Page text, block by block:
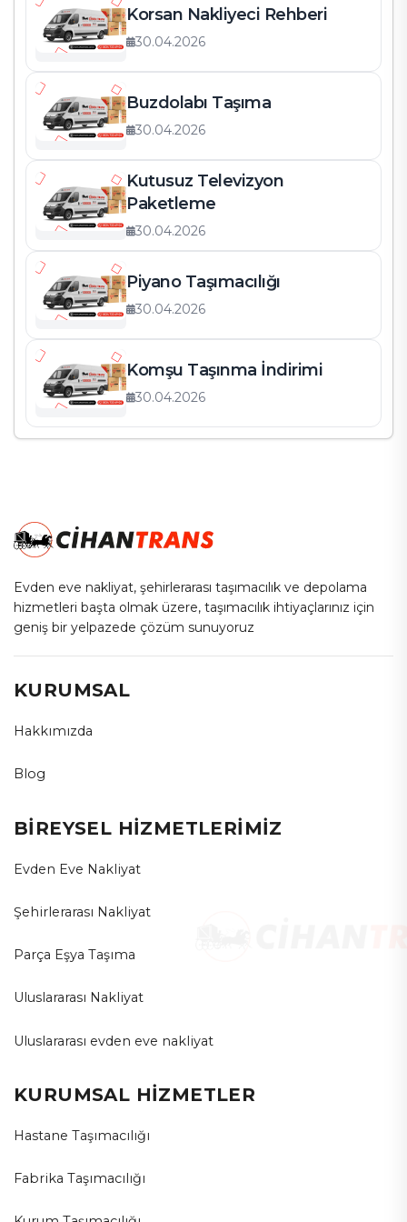
Korsan Nakliyeci Rehberi
30.04.2026
Buzdolabı Taşıma
30.04.2026
Kutusuz Televizyon
Paketleme
30.04.2026
Piyano Taşımacılığı
30.04.2026
Komşu Taşınma İndirimi
30.04.2026
Evden eve nakliyat, şehirlerarası taşımacılık ve depolama
hizmetleri başta olmak üzere, taşımacılık ihtiyaçlarınız için
geniş bir yelpazede çözüm sunuyoruz
KURUMSAL
Hakkımızda
Blog
BİREYSEL HİZMETLERİMİZ
Evden Eve Nakliyat
Şehirlerarası Nakliyat
Parça Eşya Taşıma
Uluslararası Nakliyat
Uluslararası evden eve nakliyat
KURUMSAL HİZMETLER
Hastane Taşımacılığı
Fabrika Taşımacılığı